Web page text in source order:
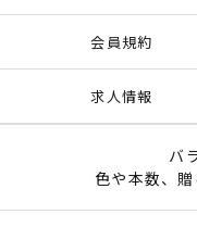
会員規約
求人情報
バ
色や本数、